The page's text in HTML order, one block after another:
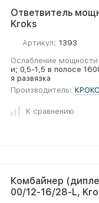
Ответвитель
Kroks
Артикул: 1393
Ослабление мощности
и; 0,5-1,5 в полосе
я развязка
Производитель: КРОКС
К сравнению
Комбайнер
00/12-16/28-L,